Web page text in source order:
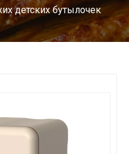
детских бутылочек